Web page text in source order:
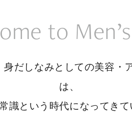
to
身だしなみとしての美容・
は、
識という時代になってき